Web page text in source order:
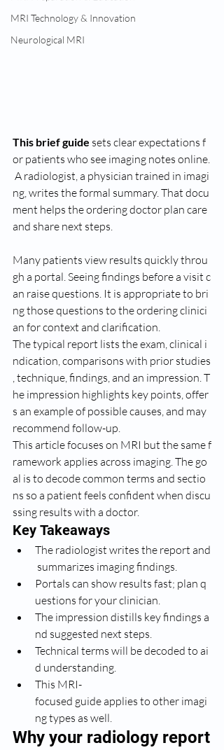
MRI Technology & Innovation
Neurological MRI
This brief guide sets clear expectations f
or patients who see imaging notes online.
A radiologist, a physician trained in imagi
ng, writes the formal summary. That docu
ment helps the ordering doctor plan care
and share next steps.
Many patients view results quickly throu
gh a portal. Seeing findings before a visit c
an raise questions. It is appropriate to bri
ng those questions to the ordering clinici
an for context and clarification.
The typical report lists the exam, clinical i
ndication, comparisons with prior studies
, technique, findings, and an impr﻿ession. T
he impression highlights key points, offer
s an example of possible causes, and may
recommend follow-up.
This article focuses on MRI but the same f
ramework applies across imaging. The go
al is to decode common terms and sectio
ns so a patient feels confident when discu
ssing results with a doctor.
Key Takeaways
The radiologist writes the report and
summarizes imaging findings.
Portals can show results fast; plan q
uestions for your clinician.
The impression distills key findings a
nd suggested next steps.
Technical terms will be decoded to ai
d understanding.
This MRI-
focused guide applies to other imagi
ng types as well.
Why your radiology report